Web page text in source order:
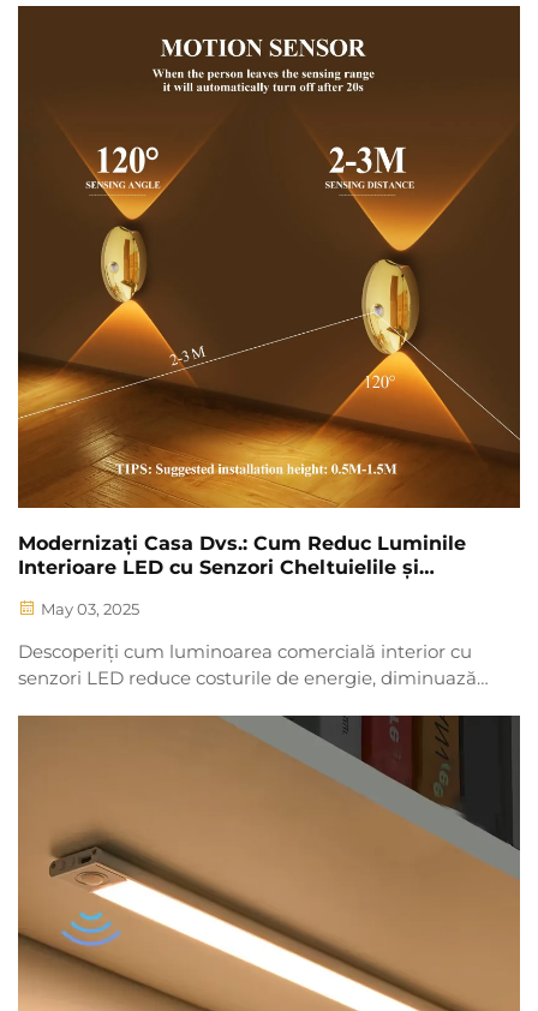
intrare manuală. Aflați mai mult.
Modernizați Casa Dvs.: Cum Reduc Luminile
Interioare LED cu Senzori Cheltuielile și
May 03, 2025
Descoperiți cum luminoarea comercială interior cu
senzori LED reduce costurile de energie, diminuază
92% dintre întreprinderi se actualizează spre iluminat